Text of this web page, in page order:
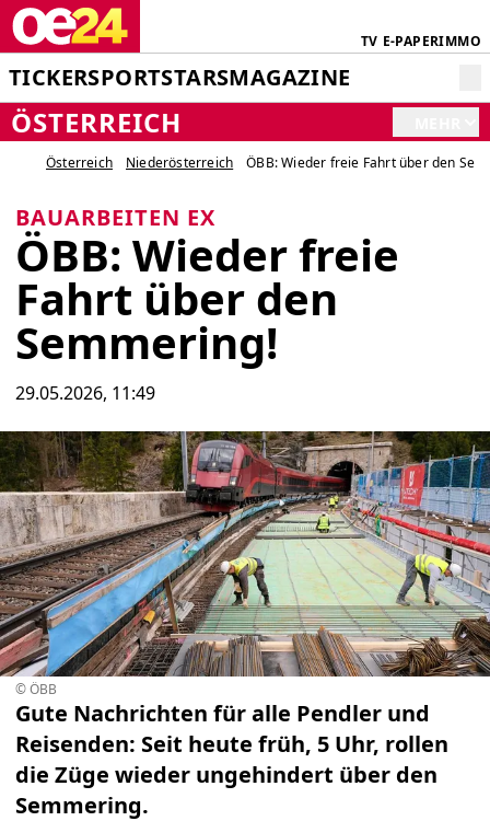
TV E-PAPERIMMO
TICKERSPORTSTARSMAGAZINE
ÖSTERREICH
Österreich Niederösterreich ÖBB: Wieder freie Fahrt über den
BAUARBEITEN EX
ÖBB: Wieder freie
Fahrt über den
Semmering!
29.05.2026, 11:49
© ÖBB
Gute Nachrichten für alle Pendler und
Reisenden: Seit heute früh, 5 Uhr, rollen
die Züge wieder ungehindert über den
Semmering.